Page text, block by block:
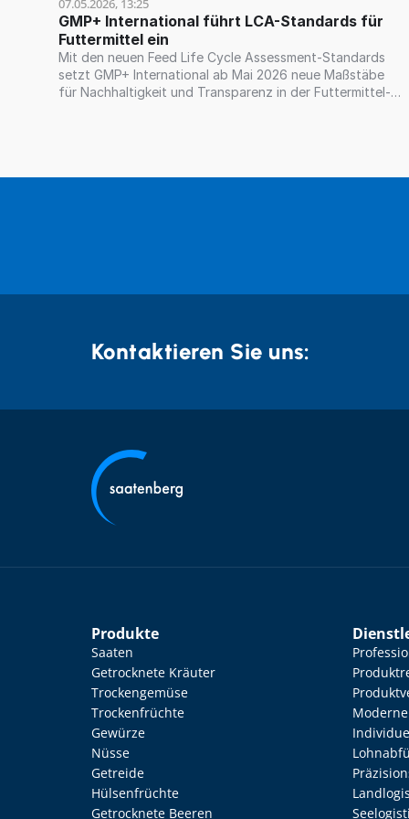
07.05.2026, 13:25
GMP+ International führt LCA-Standards für
Futtermittel ein
Mit den neuen Feed Life Cycle Assessment-Standards
setzt GMP+ International ab Mai 2026 neue Maßstäbe
für Nachhaltigkeit und Transparenz in der Futtermittel-
Kontaktieren Sie uns:
Produkte
Saaten
Getrocknete Kräuter
Trockengemüse
Trockenfrüchte
Gewürze
Nüsse
Getreide
Hülsenfrüchte
Getrocknete Beeren